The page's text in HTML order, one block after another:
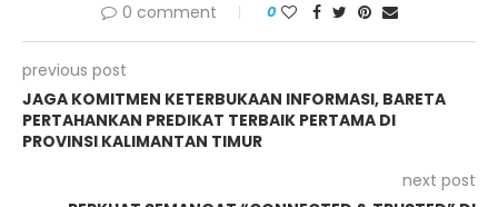
0 comment 0
previous post
JAGA KOMITMEN KETERBUKAAN INFORMASI, BARETA
PERTAHANKAN PREDIKAT TERBAIK PERTAMA DI
PROVINSI KALIMANTAN TIMUR
next post